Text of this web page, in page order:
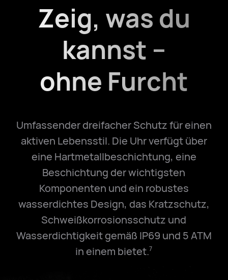
Zeig, was du
kannst –
ohne Furcht
Umfassender dreifacher Schutz für einen
aktiven Lebensstil. Die Uhr verfügt über
eine Hartmetallbeschichtung, eine
Beschichtung der wichtigsten
Komponenten und ein robustes
wasserdichtes Design, das Kratzschutz,
Schweißkorrosionsschutz und
Wasserdichtigkeit gemäß IP69 und 5 ATM
in einem bietet.7